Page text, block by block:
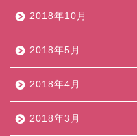
2018年10月
2018年5月
2018年4月
2018年3月